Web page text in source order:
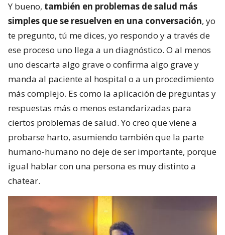
Y bueno, también en problemas de salud más
simples que se resuelven en una conversación, yo
te pregunto, tú me dices, yo respondo y a través de
ese proceso uno llega a un diagnóstico. O al menos
uno descarta algo grave o confirma algo grave y
manda al paciente al hospital o a un procedimiento
más complejo. Es como la aplicación de preguntas y
respuestas más o menos estandarizadas para
ciertos problemas de salud. Yo creo que viene a
probarse harto, asumiendo también que la parte
humano-humano no deje de ser importante, porque
igual hablar con una persona es muy distinto a
chatear.